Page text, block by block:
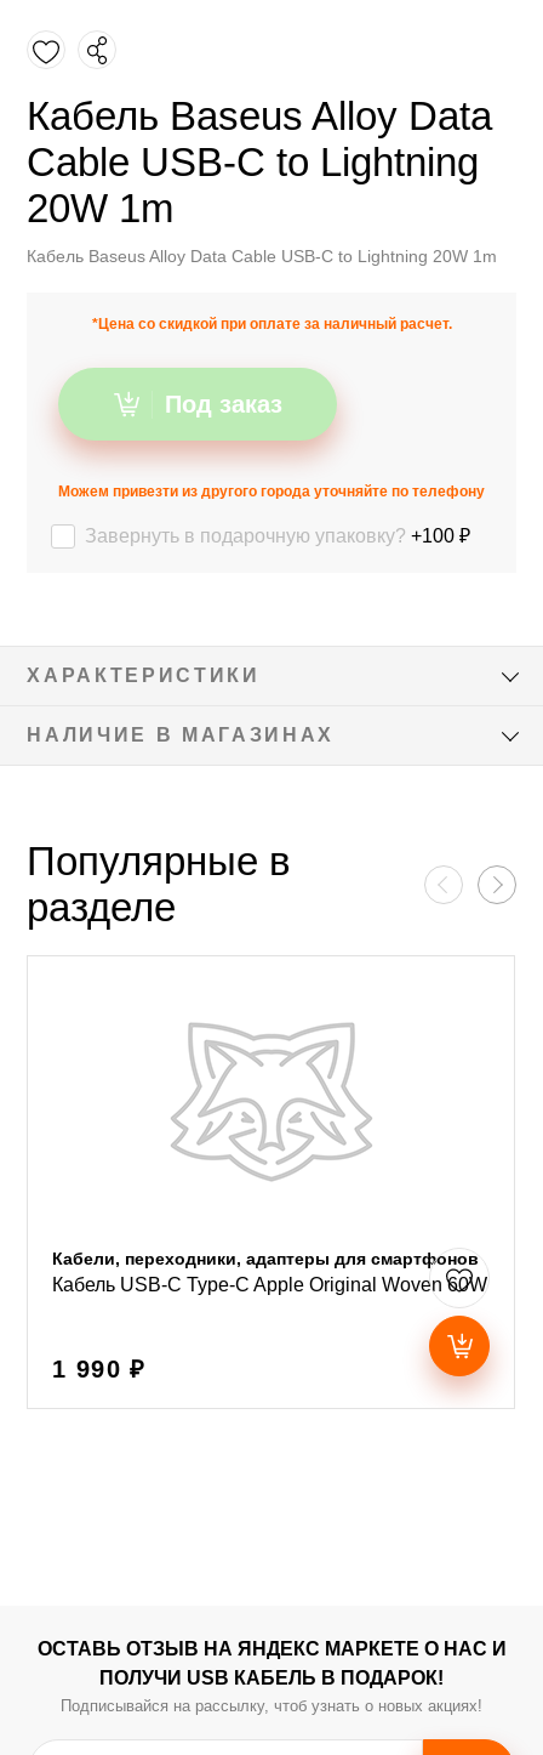
Кабель Baseus Alloy Data
Cable USB-C to Lightning
20W 1m
Кабель Baseus Alloy Data Cable USB-C to Lightning 20W 1m
*Цена со скидкой при оплате за наличный расчет.
Под заказ
Можем привезти из другого города уточняйте по телефону
Завернуть в подарочную упаковку? +100 ₽
ХАРАКТЕРИСТИКИ
НАЛИЧИЕ В МАГАЗИНАХ
Популярные в
разделе
Кабели, переходники, адаптеры для смартфонов
Кабель USB-C Type-C Apple Original Woven 60W
1 990 ₽
ОСТАВЬ ОТЗЫВ НА ЯНДЕКС МАРКЕТЕ О НАС И
ПОЛУЧИ USB КАБЕЛЬ В ПОДАРОК!
Подписывайся на рассылку, чтоб узнать о новых акциях!